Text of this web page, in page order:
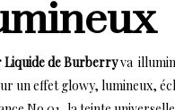
Liquide de Burberryva
un effet glowy, lumineux,